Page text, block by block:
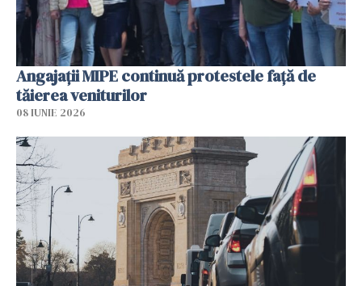
Angajaţii MIPE continuă protestele faţă de
tăierea veniturilor
08 IUNIE 2026